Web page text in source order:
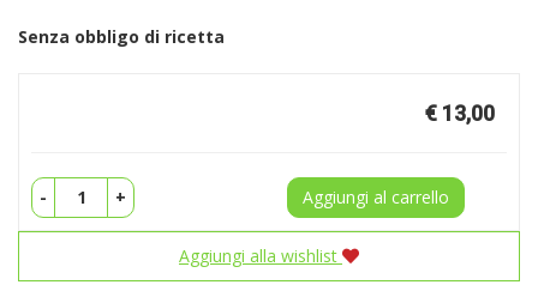
Senza obbligo di ricetta
€ 13,00
- + Aggiungi al carrello
Aggiungi alla wishlist